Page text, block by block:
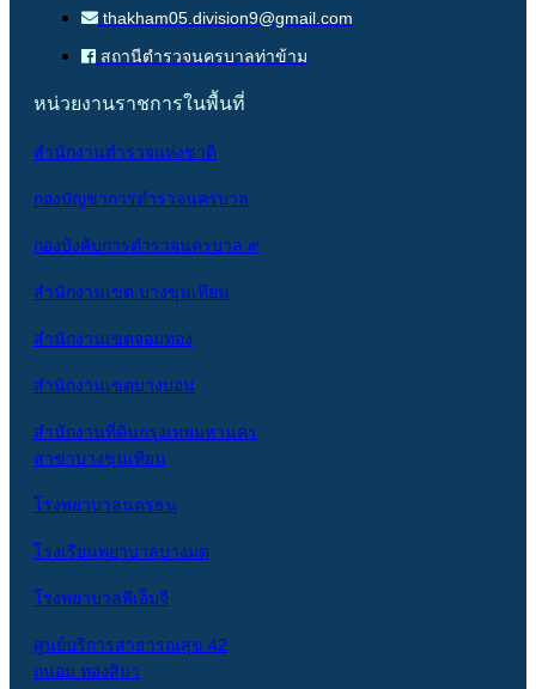
thakham05.division9@gmail.com
สถานีตำรวจนครบาลท่าข้าม
หน่วยงานราชการในพื้นที่
สำนักงานตำรวจแห่งชาติ
กองบัญชาการตำรวจนครบาล
กองบังคับการตำรวจนครบาล ๙
สำนักงานเขต บางขุนเทียน
สำนักงานเขตจอมทอง
สำนักงานเขตบางบอน
สำนักงานที่ดินกรุงเทพมหานคร
สาขาบางขุนเทียน
โรงพยาบาลนครธน
โรงเรียนพยาบาลบางมด
โรงพยาบาลพีเอ็มจี
ศูนย์บริการสาธารณสุข 42
ถนอม ทองสิมา